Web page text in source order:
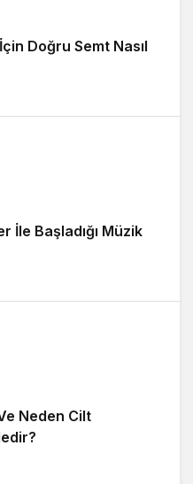
İle Başladığı Müzik
Neden Cilt